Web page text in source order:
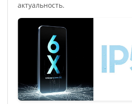
актуальность.